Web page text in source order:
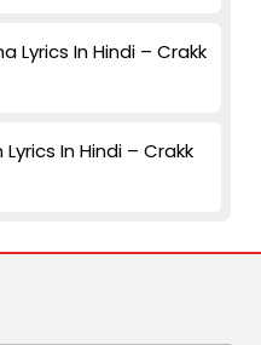
Lyrics In Hindi – Crakk
In Hindi – Crakk